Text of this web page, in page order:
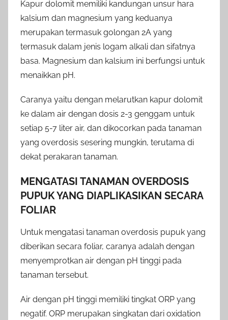
Kapur dolomit memiliki kandungan unsur hara
kalsium dan magnesium yang keduanya
merupakan termasuk golongan 2A yang
termasuk dalam jenis logam alkali dan sifatnya
basa. Magnesium dan kalsium ini berfungsi untuk
menaikkan pH.
Caranya yaitu dengan melarutkan kapur dolomit
ke dalam air dengan dosis 2-3 genggam untuk
setiap 5-7 liter air, dan dikocorkan pada tanaman
yang overdosis sesering mungkin, terutama di
dekat perakaran tanaman.
MENGATASI TANAMAN OVERDOSIS
PUPUK YANG DIAPLIKASIKAN SECARA
FOLIAR
Untuk mengatasi tanaman overdosis pupuk yang
diberikan secara foliar, caranya adalah dengan
menyemprotkan air dengan pH tinggi pada
tanaman tersebut.
Air dengan pH tinggi memiliki tingkat ORP yang
negatif. ORP merupakan singkatan dari oxidation